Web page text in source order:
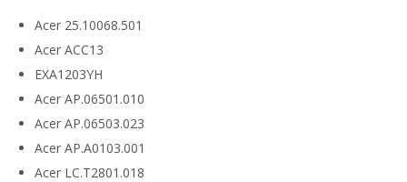
Acer 25.10068.501
Acer ACC13
EXA1203YH
Acer AP.06501.010
Acer AP.06503.023
Acer AP.A0103.001
Acer LC.T2801.018